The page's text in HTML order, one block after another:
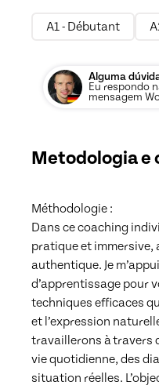
A1 - Débutant
Alguma
Eu respondo
mensagem
Metodologia e
Méthodologie :
Dans ce coaching
pratique et immersive,
authentique. Je
d’apprentissage pour
techniques efficaces
et l’expression
travaillerons à travers
vie quotidienne, des
situation réelles.